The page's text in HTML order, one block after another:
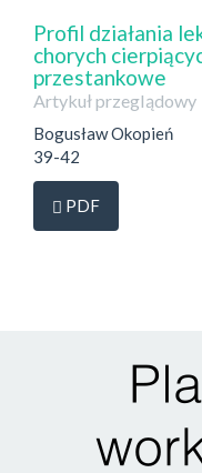
Profil działania
chorych
przestankowe
Artykuł przeglądowy
Bogusław Okopień
39-42
Dostęp przez
PDF